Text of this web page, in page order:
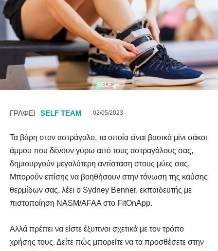
ΓΡΑΦΕΙ SELF TEAM 02/05/2023
Τα βάρη στον αστράγαλο, τα οποία είναι βασικά μίνι σάκοι
άμμου που δένουν γύρω από τους αστραγάλους σας,
δημιουργούν μεγαλύτερη αντίσταση στους μύες σας.
Μπορούν επίσης να βοηθήσουν στην τόνωση της καύσης
θερμίδων σας, λέει ο Sydney Benner, εκπαιδευτής με
πιστοποίηση NASM/AFAA στο FitOnApp.
Αλλά πρέπει να είστε έξυπνοι σχετικά με τον τρόπο
χρήσης τους. Δείτε πώς μπορείτε να τα προσθέσετε στην